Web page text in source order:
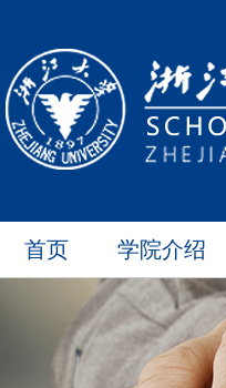
首页 学院介绍